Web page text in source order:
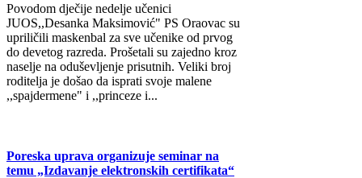
Povodom dječije nedelje učenici
JUOS,,Desanka Maksimović" PS Oraovac su
upriličili maskenbal za sve učenike od prvog
do devetog razreda. Prošetali su zajedno kroz
naselje na oduševljenje prisutnih. Veliki broj
roditelja je došao da isprati svoje malene
,,spajdermene" i ,,princeze i...
Poreska uprava organizuje seminar na
temu „Izdavanje elektronskih certifikata“